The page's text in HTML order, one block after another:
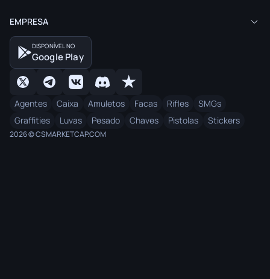
EMPRESA
DISPONÍVEL NO
Google Play
Agentes Caixa Amuletos Facas Rifles
SMGs
Graffities
Luvas Pesado Chaves Pistolas Stickers
2026 © CSMARKETCAP.COM